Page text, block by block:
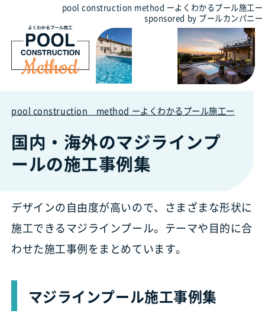
pool construction method ーよくわかるプール施工ー
sponsored by プールカンパニー
pool construction method ーよくわかるプール施工ー
国内・海外のマジラインプ
ールの施工事例集
デザインの自由度が高いので、さまざまな形状に
施工できるマジラインプール。テーマや目的に合
わせた施工事例をまとめています。
マジラインプール施工事例集